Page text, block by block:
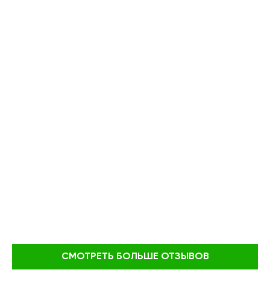
СМОТРЕТЬ БОЛЬШЕ ОТЗЫВОВ